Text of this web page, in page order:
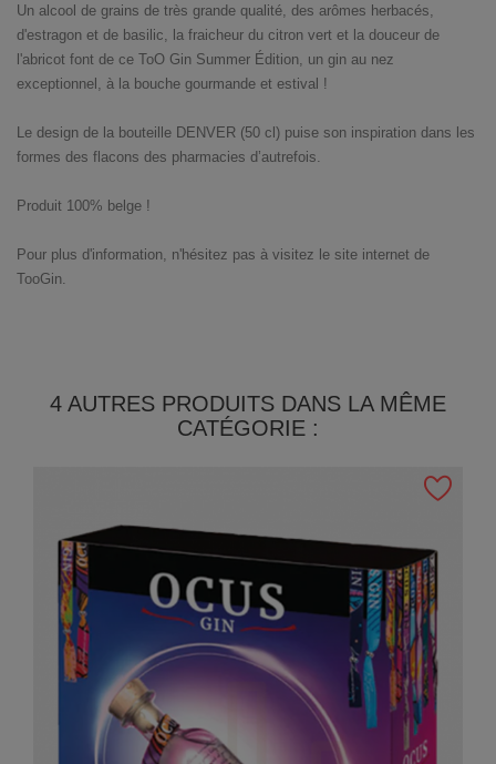
Un alcool de grains de très grande qualité, des arômes herbacés,
d'estragon et de basilic, la fraicheur du citron vert et la douceur de
l'abricot font de ce ToO Gin Summer Édition, un gin au nez
exceptionnel, à la bouche gourmande et estival !
Le design de la bouteille DENVER (50 cl) puise son inspiration dans les
formes des flacons des pharmacies d’autrefois.
Produit 100% belge !
Pour plus d'information, n'hésitez pas à visitez le site internet de
TooGin.
4 AUTRES PRODUITS DANS LA MÊME
CATÉGORIE :